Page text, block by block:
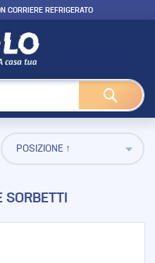
CORRIERE REFRIGERATO
Cerca
SORBETTI